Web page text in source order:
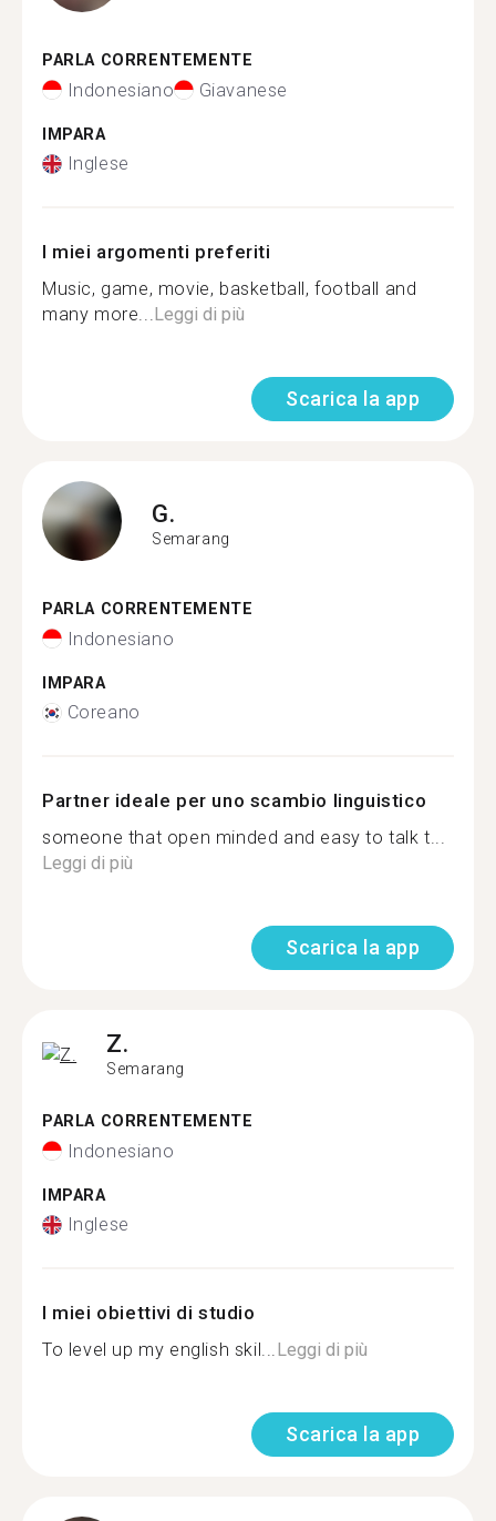
PARLA CORRENTEMENTE
Indonesiano Giavanese
IMPARA
Inglese
I miei argomenti preferiti
Music, game, movie, basketball, football and
many more...Leggi di più
Scarica la app
G.
Semarang
PARLA CORRENTEMENTE
Indonesiano
IMPARA
Coreano
Partner ideale per uno scambio linguistico
someone that open minded and easy to talk t...
Leggi di più
Scarica la app
Z.
Semarang
PARLA CORRENTEMENTE
Indonesiano
IMPARA
Inglese
I miei obiettivi di studio
To level up my english skil...Leggi di più
Scarica la app